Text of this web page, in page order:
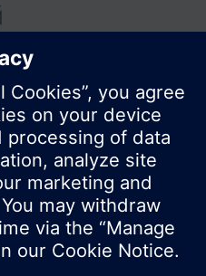
Division,
variera mellan